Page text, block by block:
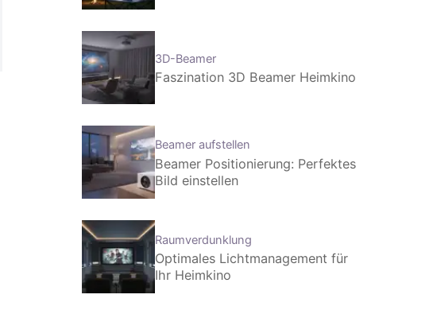
3D-Beamer
Faszination 3D Beamer Heimkino
Beamer aufstellen
Beamer Positionierung: Perfektes
Bild einstellen
Raumverdunklung
Optimales Lichtmanagement für
Ihr Heimkino